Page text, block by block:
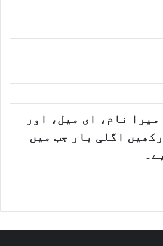
نام، ای میل، اور
اگلی بار جب میں